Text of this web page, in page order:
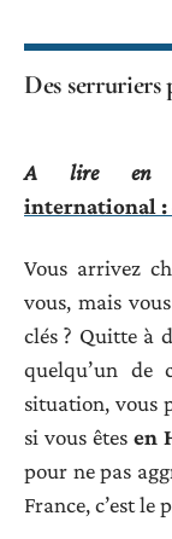
Des serruriers
A lire en
international :
Vous arrivez
vous, mais
clés ? Quitte à
quelqu’un de
situation, vous
si vous êtes en
pour ne pas
France, c’est le